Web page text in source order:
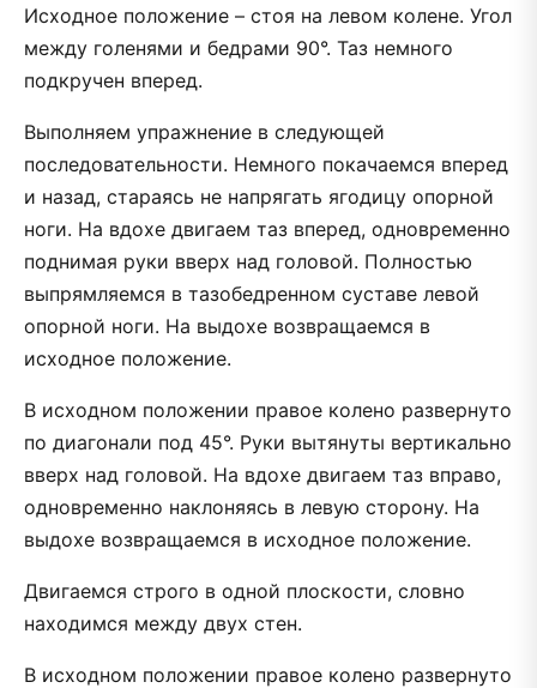
Исходное положение – стоя на левом колене. Угол
между голенями и бедрами 90°. Таз немного
подкручен вперед.
Выполняем упражнение в следующей
последовательности. Немного покачаемся вперед
и назад, стараясь не напрягать ягодицу опорной
ноги. На вдохе двигаем таз вперед, одновременно
поднимая руки вверх над головой. Полностью
выпрямляемся в тазобедренном суставе левой
опорной ноги. На выдохе возвращаемся в
исходное положение.
В исходном положении правое колено развернуто
по диагонали под 45°. Руки вытянуты вертикально
вверх над головой. На вдохе двигаем таз вправо,
одновременно наклоняясь в левую сторону. На
выдохе возвращаемся в исходное положение.
Двигаемся строго в одной плоскости, словно
находимся между двух стен.
В исходном положении правое колено развернуто